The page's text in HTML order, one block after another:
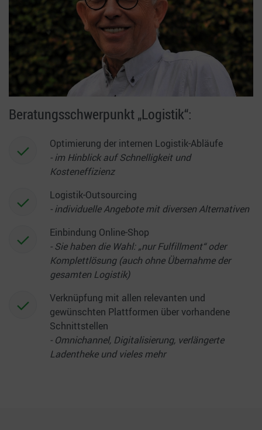
Beratungsschwerpunkt „Logistik“:
Optimierung der internen Logistik-Abläufe
- im Hinblick auf Schnelligkeit und
Kosteneffizienz
Logistik-Outsourcing
- individuelle Angebote mit diversen Alternativen
Einbindung Online-Shop
- Sie haben die Wahl: „nur Fulfillment“ oder
Komplettlösung (auch ohne Übernahme der
gesamten Logistik)
Verknüpfung mit allen relevanten und
gewünschten Plattformen über vorhandene
Schnittstellen
- Omnichannel, Digitalisierung, verlängerte
Ladentheke und vieles mehr